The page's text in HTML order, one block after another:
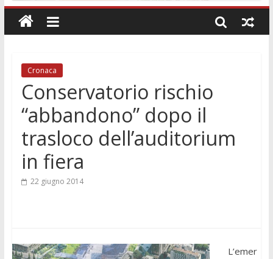
Bonus trasporto pubblico Veneto: 200 euro per l’abbonamento
annuale
Cronaca
Conservatorio rischio
“abbandono” dopo il
trasloco dell’auditorium
in fiera
22 giugno 2014
L’emer